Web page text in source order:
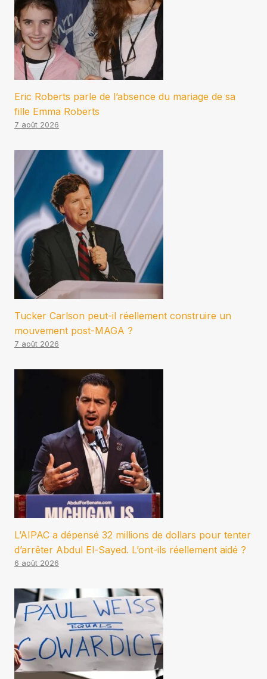
Eric Roberts parle de l’absence du mariage de sa
fille Emma Roberts
7 août 2026
Tucker Carlson peut-il réellement construire un
mouvement post-MAGA ?
7 août 2026
L’AIPAC a dépensé 32 millions de dollars pour tenter
d’arrêter Abdul El-Sayed. L’ont-ils réellement aidé ?
6 août 2026